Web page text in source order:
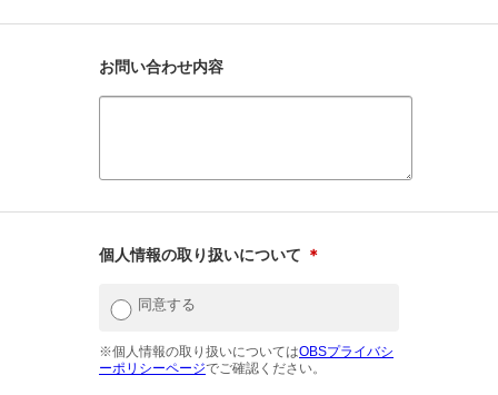
お問い合わせ内容
個人情報の取り扱いについて ＊
同意する
※個人情報の取り扱いについてはOBSプライバシ
ーポリシーページでご確認ください。